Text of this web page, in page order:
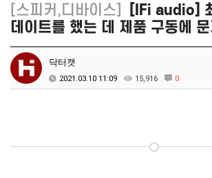
[스피커,디바이스]
[IFi audio]
데이트를 했는 데 제품 구동에
닥터캣
2021.03.10 11:09 15,916 0